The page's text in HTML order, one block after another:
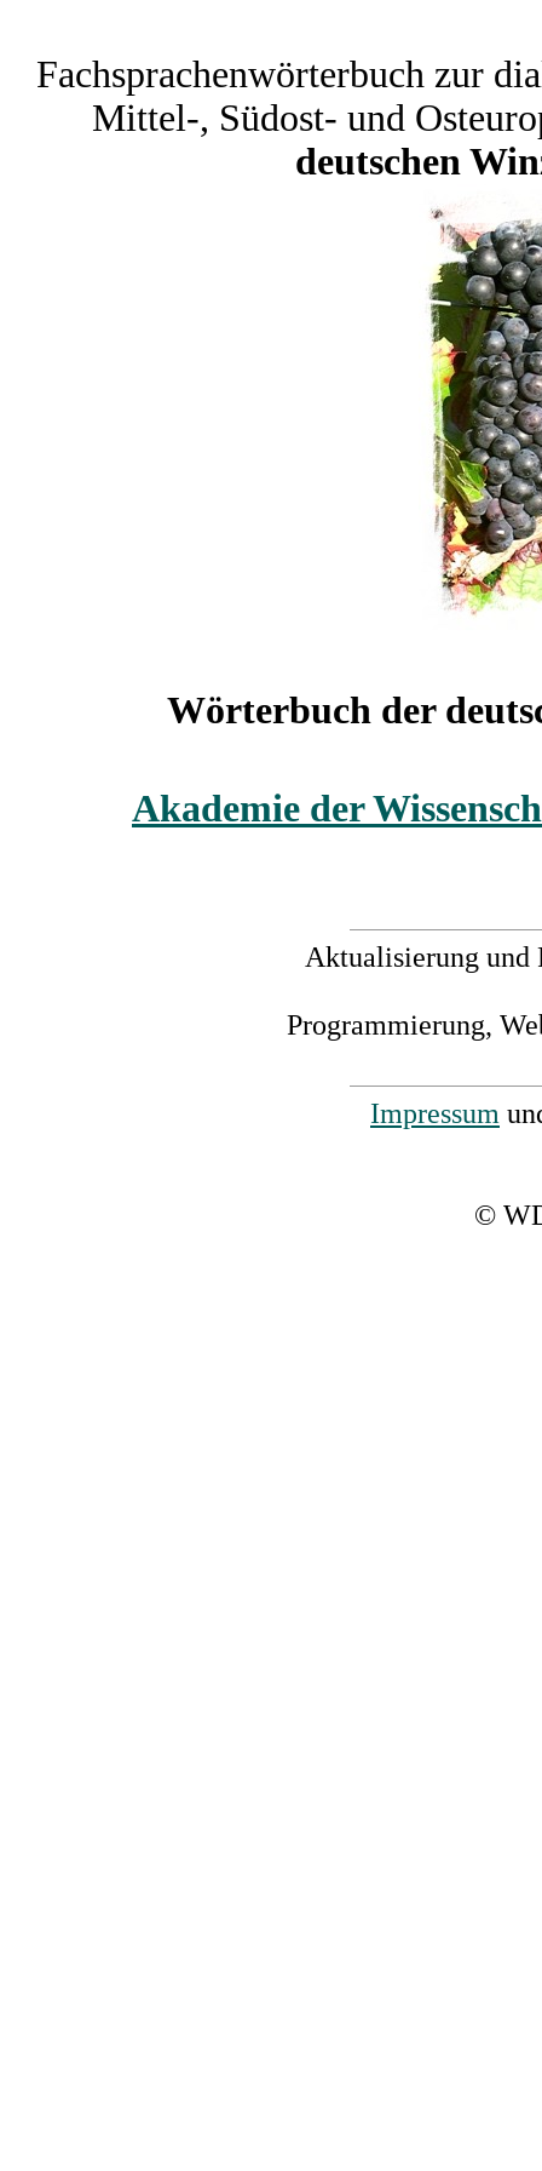
Fachsprachenwörterbuch zur
Mittel-, Südost- und
deutschen
Wörterbuch der
Akademie der
Aktualisierung und
Programmierung,
Impressum
©